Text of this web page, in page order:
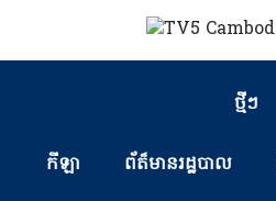
ថ្មីៗ
កីឡា ព័ត៏មានរដ្ឋបាល